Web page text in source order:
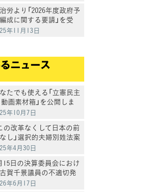
労より「2026年度政府予
成に関する要請」を受
意見交換
年11月13日
ニュース
たでも使える「立憲民主
画素材箱」を公開しま
年10月7日
の改革なくして日本の前
し」選択的夫婦別姓法案
出
年4月30日
15日の決算委員会におけ
賀千景議員の不適切発
処分について
年6月17日